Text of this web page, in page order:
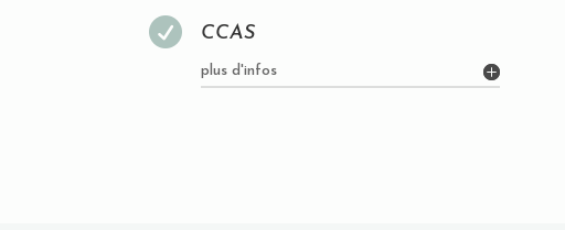
 CCAS
plus d'infos